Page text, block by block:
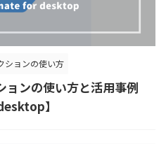
ションの使い方
ョンの使い方と活用事例
】